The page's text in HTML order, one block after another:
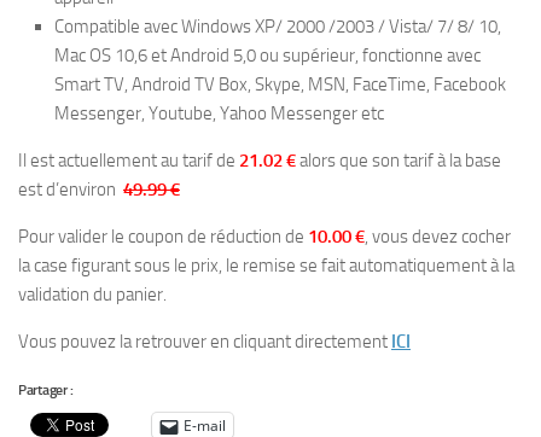
Compatible avec Windows XP/ 2000 /2003 / Vista/ 7/ 8/ 10,
Mac OS 10,6 et Android 5,0 ou supérieur, fonctionne avec
Smart TV, Android TV Box, Skype, MSN, FaceTime, Facebook
Messenger, Youtube, Yahoo Messenger etc
Il est actuellement au tarif de 21.02 €alors que son tarif à la base
est d’environ 49.99 €
Pour valider le coupon de réduction de 10.00 €, vous devez cocher
la case figurant sous le prix, le remise se fait automatiquement à la
validation du panier.
Vous pouvez la retrouver en cliquant directement ICI
Partager :
E-mail